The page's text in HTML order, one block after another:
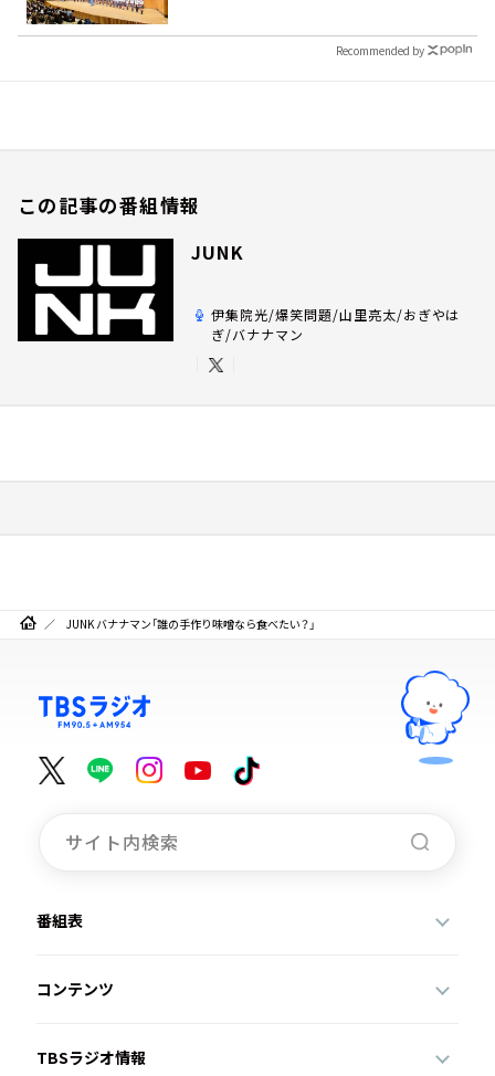
Recommended by
この記事の番組情報
JUNK
伊集院光/爆笑問題/山里亮太/おぎやは
ぎ/バナナマン
JUNK バナナマン「誰の手作り味噌なら食べたい？」
番組表
コンテンツ
TBSラジオ情報